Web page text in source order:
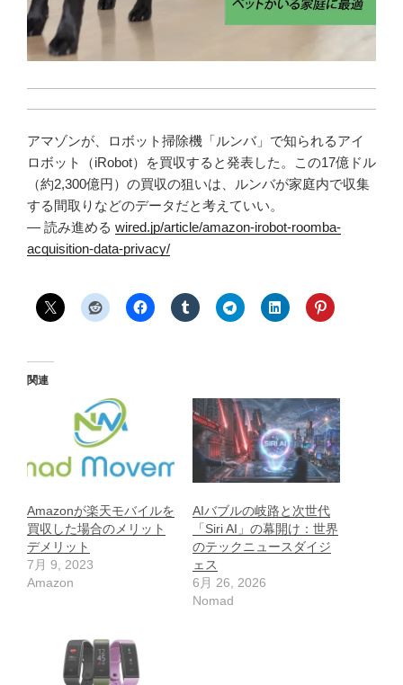
アマゾンが、ロボット掃除機「ルンバ」で知られるアイ
ロボット（iRobot）を買収すると発表した。この17億ドル
（約2,300億円）の買収の狙いは、ルンバが家庭内で収集
する間取りなどのデータだと考えていい。
— 読み進める wired.jp/article/amazon-irobot-roomba-
acquisition-data-privacy/
関連
Amazonが楽天モバイルを
買収した場合のメリット
デメリット
7月 9, 2023
Amazon
AIバブルの岐路と次世代
「Siri AI」の幕開け：世界
のテックニュースダイジ
ェス
6月 26, 2026
Nomad